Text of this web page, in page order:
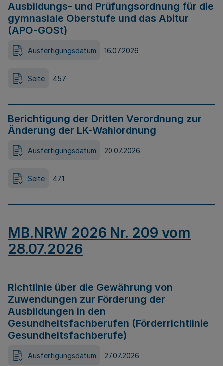
Ausbildungs- und Prüfungsordnung für die
gymnasiale Oberstufe und das Abitur
(APO-GOSt)
Ausfertigungsdatum 16.07.2026
Seite 457
Berichtigung der Dritten Verordnung zur
Änderung der LK-Wahlordnung
Ausfertigungsdatum 20.07.2026
Seite 471
MB.NRW 2026 Nr. 209 vom
28.07.2026
Richtlinie über die Gewährung von
Zuwendungen zur Förderung der
Ausbildungen in den
Gesundheitsfachberufen (Förderrichtlinie
Gesundheitsfachberufe)
Ausfertigungsdatum 27.07.2026